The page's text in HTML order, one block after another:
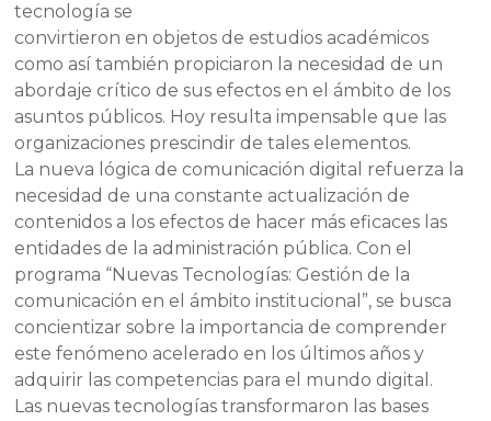
tecnología se
convirtieron en objetos de estudios académicos
como así también propiciaron la necesidad de un
abordaje crítico de sus efectos en el ámbito de los
asuntos públicos. Hoy resulta impensable que las
organizaciones prescindir de tales elementos.
La nueva lógica de comunicación digital refuerza la
necesidad de una constante actualización de
contenidos a los efectos de hacer más eficaces las
entidades de la administración pública. Con el
programa “Nuevas Tecnologías: Gestión de la
comunicación en el ámbito institucional”, se busca
concientizar sobre la importancia de comprender
este fenómeno acelerado en los últimos años y
adquirir las competencias para el mundo digital.
Las nuevas tecnologías transformaron las bases